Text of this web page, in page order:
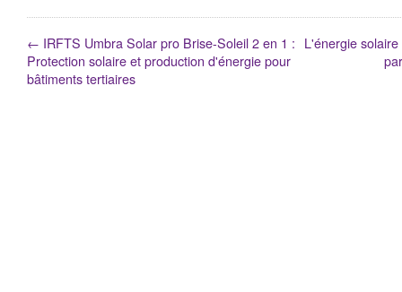
← IRFTS Umbra Solar pro Brise-Soleil 2 en 1 :
Protection solaire et production d'énergie pour
bâtiments tertiaires
L'énergie